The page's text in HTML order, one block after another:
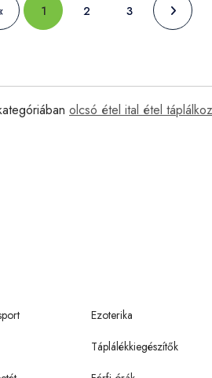
1 2 3
olcsó étel ital étel
Ezoterika
Táplálékkiegészítők